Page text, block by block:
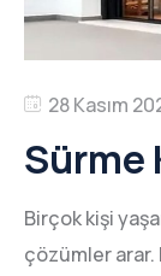
28 Kasım
Sürme
Birçok kişi
çözümler arar.